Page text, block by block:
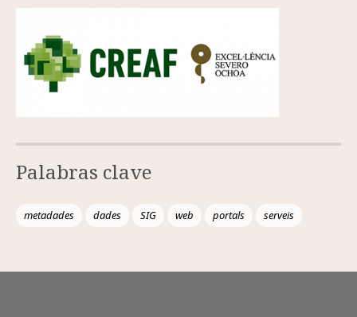
Palabras clave
metadades dades SIG web portals serveis